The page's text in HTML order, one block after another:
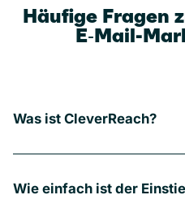
Häufige Fragen
E‑Mail-
Was ist CleverReach?
Wie einfach ist der